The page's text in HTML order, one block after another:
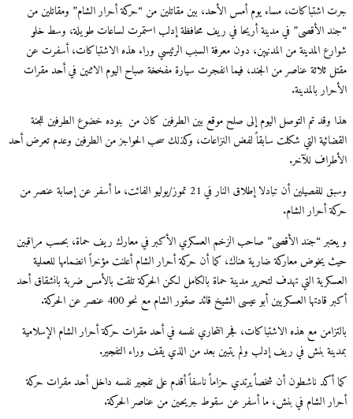
جرت اشتباكات، مساء يوم أمس الأحد، بين مقاتلين من “حركة أحرار الشام” ومقاتلين من
“جند الأقصى” في مدينة أريحا في ريف محافظة إدلب استمرت لساعات طويلة، وسط خلو
شوارع المدينة من المدنيين، دون معرفة السبب الرئيسي وراء هذه الاشتباكات، أسفرت عن
مقتل ثلاثة عناصر من الجند، فيما انفجرت سيارة مفخخة صباح اليوم الاثنين في أحد مقرات
الأحرار بالمدينة.
هذا وقد تم التوصل اليوم إلى صلح موقع بين الطرفين كان من بنوده خضوع الطرفين للجنة
القضائية التي شكلت سابقاً لفض النزاعات، وكذلك سحب الحواجز من الطرفين وعدم تعرض أحد
الأطراف للآخر.
وسبق للفصيلين أن تبادلا إطلاق النار في 21 تموز/يوليو الفائت، ما أسفر عن إصابة عنصر من
حركة أحرار الشام.
و يعتبر “جند الأقصى” صاحب الزخم العسكري الأكبر في معارك ريف حماة، بحسب مراقبين
حيث يخوض معاركة ضارية هناك، كما أن حركة أحرار الشام أعلنت مؤخراً انضمامها للعملية
العسكرية التي تهدف لتحرير مدينة حماة بالكامل لكن الحركة تلقت بالأمس ضربة بانشقاق أحد
أكبر قادتها العسكريين أبو عيسى الشيخ قائد صقور الشام مع نحو 400 عنصر عن الحركة.
بالتزامن مع هذه الاشتباكات، فجر انتحاري نفسه في أحد مقرات حركة أحرار الشام الإسلامية
بمدينة بنش في ريف إدلب ولم يتبين بعد من الذي يقف وراء التفجير.
كما أكد ناشطون أن شخصاً يرتدي حزاماً ناسفاً أقدم على تفجير نفسه داخل أحد مقرات حركة
أحرار الشام في بنش، ما أسفر عن سقوط جريحين من عناصر الحركة.